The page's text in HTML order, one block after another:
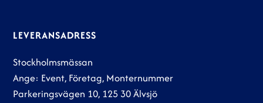
LEVERANSADRESS
Stockholmsmässan
Ange: Event, Företag, Monternummer
Parkeringsvägen 10, 125 30 Älvsjö